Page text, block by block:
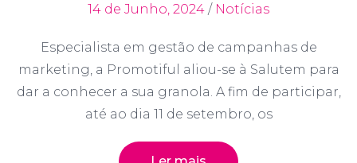
14 de Junho, 2024 / Notícias
Especialista em gestão de campanhas de
marketing, a Promotiful aliou-se à Salutem para
dar a conhecer a sua granola. A fim de participar,
até ao dia 11 de setembro, os